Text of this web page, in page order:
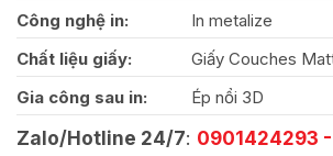
Công nghệ in:
In metalize
Chất liệu giấy:
Giấy Couches
Gia công sau in:
Ép nổi 3D
Zalo/Hotline 24/7: 0901424293